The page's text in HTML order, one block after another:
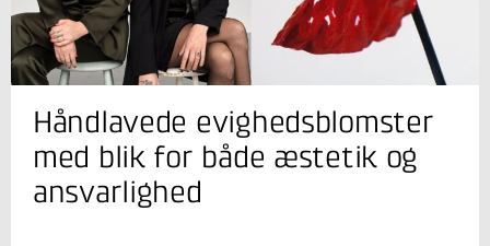
Jeg er din kontaktperson
Rune Rex
Souschef
Idé og Vækst
+45 72 20 11 53
Håndlavede evighedsblomster
med blik for både æstetik og
ansvarlighed